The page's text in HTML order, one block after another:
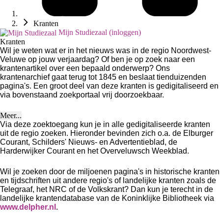
Kranten
Mijn Studiezaal (inloggen)
Kranten
Wil je weten wat er in het nieuws was in de regio Noordwest-
Veluwe op jouw verjaardag? Of ben je op zoek naar een
krantenartikel over een bepaald onderwerp? Ons
krantenarchief gaat terug tot 1845 en beslaat tienduizenden
pagina's. Een groot deel van deze kranten is gedigitaliseerd en
via bovenstaand zoekportaal vrij doorzoekbaar.
Meer...
Via deze zoektoegang kun je in alle gedigitaliseerde kranten
uit de regio zoeken. Hieronder bevinden zich o.a. de Elburger
Courant, Schilders' Nieuws- en Advertentieblad, de
Harderwijker Courant en het Overveluwsch Weekblad.
Wil je zoeken door de miljoenen pagina's in historische kranten
en tijdschriften uit andere regio's of landelijke kranten zoals de
Telegraaf, het NRC of de Volkskrant? Dan kun je terecht in de
landelijke krantendatabase van de Koninklijke Bibliotheek via
www.delpher.nl .